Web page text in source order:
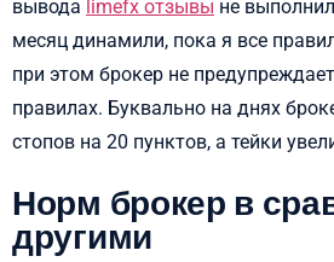
вывода limefx отзывы не
месяц динамили, пока я все
при этом брокер не
правилах. Буквально на днях
стопов на 20 пунктов, а тейки
Норм брокер в
другими